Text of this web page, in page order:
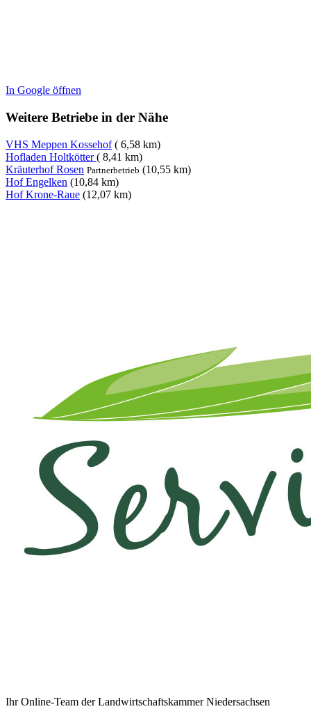
In Google öffnen
Weitere Betriebe in der Nähe
VHS Meppen Kossehof( 6,58 km)
Hofladen Holtkötter( 8,41 km)
Kräuterhof Rosen Partnerbetrieb (10,55 km)
Hof Engelken (10,84 km)
Hof Krone-Raue (12,07 km)
Ihr Online-Team der Landwirtschaftskammer Niedersachsen